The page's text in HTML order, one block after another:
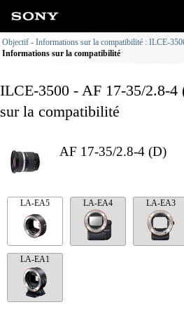
Objectif - Informations sur la compatibilité : ILCE-
Informations sur la compatibilité
ILCE-3500 - AF 17-35/2.8-
sur la compatibilité
AF 17-35/2.8-4 (D)
LA-EA5 LA-EA4 LA-EA3
LA-EA1